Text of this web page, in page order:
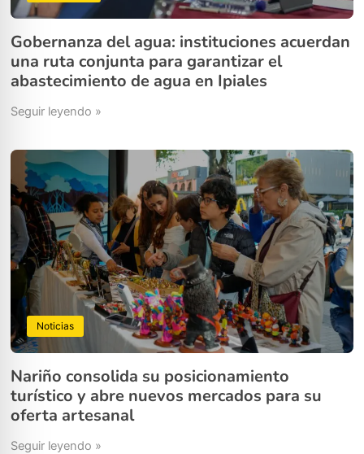
Gobernanza del agua: instituciones acuerdan
una ruta conjunta para garantizar el
abastecimiento de agua en Ipiales
Seguir leyendo »
Noticias
Nariño consolida su posicionamiento
turístico y abre nuevos mercados para su
oferta artesanal
Seguir leyendo »